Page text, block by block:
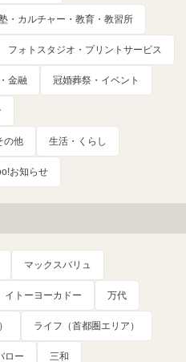
・カルチャー・教育・教習所
フォトスタジオ・プリントサービス
金融 冠婚葬祭・イベント
の他 生活・くらし
お知らせ
マックスバリュ
イトーヨーカドー 万代
ライフ（首都圏エリア）
ロー 三和